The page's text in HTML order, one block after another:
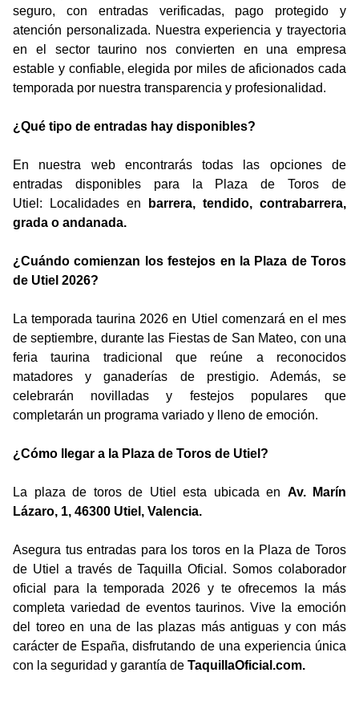
seguro, con entradas verificadas, pago protegido y
atención personalizada. Nuestra experiencia y trayectoria
en el sector taurino nos convierten en una empresa
estable y confiable, elegida por miles de aficionados cada
temporada por nuestra transparencia y profesionalidad.
¿Qué tipo de entradas hay disponibles?
En nuestra web encontrarás todas las opciones de
entradas disponibles para la Plaza de Toros de
Utiel: Localidades en
barrera, tendido, contrabarrera,
grada o andanada.
¿Cuándo comienzan los festejos en la Plaza de Toros
de Utiel 2026?
La temporada taurina 2026 en Utiel comenzará en el mes
de septiembre, durante las Fiestas de San Mateo, con una
feria taurina tradicional que reúne a reconocidos
matadores y ganaderías de prestigio. Además, se
celebrarán novilladas y festejos populares que
completarán un programa variado y lleno de emoción.
¿Cómo llegar a la Plaza de Toros de Utiel?
La plaza de toros de Utiel esta ubicada en Av. Marín
Lázaro, 1, 46300 Utiel, Valencia.
Asegura tus entradas para los toros en la Plaza de Toros
de Utiel a través de Taquilla Oficial. Somos colaborador
oficial para la temporada 2026 y te ofrecemos la más
completa variedad de eventos taurinos. Vive la emoción
del toreo en una de las plazas más antiguas y con más
carácter de España, disfrutando de una experiencia única
con la seguridad y garantía de TaquillaOficial.com.